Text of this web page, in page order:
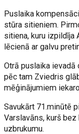
Puslaika
stūra sitieniem.
sitiena, kuru izpildīja
lēcienā ar galvu
Otrā puslaika
pēc tam Zviedris
mēģinājumiem
Savukārt 71.minūtē
Varslavāns, kurš
uzbrukumu.